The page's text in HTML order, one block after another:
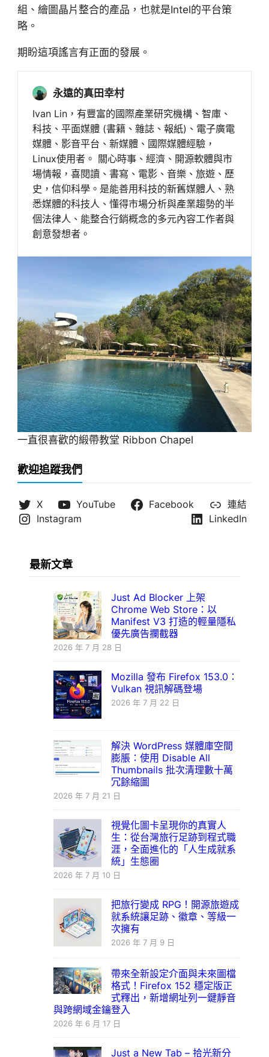
組、繪圖晶片整合的產品，也就是Intel的平台策
略。
期盼這項謠言有正面的發展。
永遠的真田幸村
Ivan Lin，有豐富的國際產業研究機構、智庫、
科技、平面媒體 (書籍、雜誌、報紙)、電子廣電
媒體、影音平台、新媒體、國際媒體經驗，
Linux使用者。 關心時事、經濟、開源軟體與市
場情報，喜閱讀、書寫、電影、音樂、旅遊、歷
史，信仰科學。是能善用科技的新舊媒體人、熟
悉媒體的科技人、懂得市場分析與產業趨勢的半
個法律人、能整合行銷概念的多元內容工作者與
創意發想者。
一直很喜歡的緞帶教堂 Ribbon Chapel
歡迎追蹤我們
X YouTube Facebook
連結
Instagram
LinkedIn
最新文章
Just Ad Blocker 上架
Chrome Web Store：以
Manifest V3 打造的輕量隱私
優先廣告攔截器
2026 年 7 月 28 日
Mozilla 發布 Firefox 153.0：
Vulkan 視訊解碼登場
2026 年 7 月 22 日
解決 WordPress 媒體庫空間
膨脹：使用 Disable All
Thumbnails 批次清理數十萬
冗餘縮圖
2026 年 7 月 21 日
視覺化圖卡呈現你的真實人
生：從台灣旅行足跡到程式職
涯，全面進化的「人生成就系
統」生態圈
2026 年 7 月 10 日
把旅行變成 RPG！開源旅遊成
就系統讓足跡、徽章、等級一
次擁有
2026 年 7 月 9 日
帶來全新設定介面與未來圖檔
格式！Firefox 152 穩定版正
式釋出，新增網址列一鍵靜音
與跨網域金鑰登入
2026 年 6 月 17 日
Just a New Tab – 拾光新分